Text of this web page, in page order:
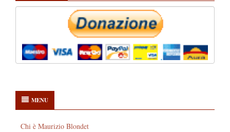
MENU
Chi è Maurizio Blondet